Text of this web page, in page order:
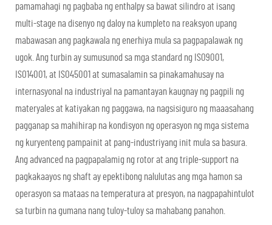
pamamahagi ng pagbaba ng enthalpy sa bawat silindro at isang
multi-stage na disenyo ng daloy na kumpleto na reaksyon upang
mabawasan ang pagkawala ng enerhiya mula sa pagpapalawak ng
ugok. Ang turbin ay sumusunod sa mga standard ng ISO9001,
ISO14001, at ISO45001 at sumasalamin sa pinakamahusay na
internasyonal na industriyal na pamantayan kaugnay ng pagpili ng
materyales at katiyakan ng paggawa, na nagsisiguro ng maaasahang
pagganap sa mahihirap na kondisyon ng operasyon ng mga sistema
ng kuryenteng pampainit at pang-industriyang init mula sa basura.
Ang advanced na pagpapalamig ng rotor at ang triple-support na
pagkakaayos ng shaft ay epektibong nalulutas ang mga hamon sa
operasyon sa mataas na temperatura at presyon, na nagpapahintulot
sa turbin na gumana nang tuloy-tuloy sa mahabang panahon.